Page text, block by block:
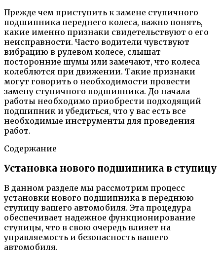
Прежде чем приступить к замене ступичного
подшипника переднего колеса, важно понять,
какие именно признаки свидетельствуют о его
неисправности. Часто водители чувствуют
вибрацию в рулевом колесе, слышат
посторонние шумы или замечают, что колеса
колеблются при движении. Такие признаки
могут говорить о необходимости провести
замену ступичного подшипника. До начала
работы необходимо приобрести подходящий
подшипник и убедиться, что у вас есть все
необходимые инструменты для проведения
работ.
Содержание
Установка нового подшипника в ступицу
В данном разделе мы рассмотрим процесс
установки нового подшипника в переднюю
ступицу вашего автомобиля. Эта процедура
обеспечивает надежное функционирование
ступицы, что в свою очередь влияет на
управляемость и безопасность вашего
автомобиля.